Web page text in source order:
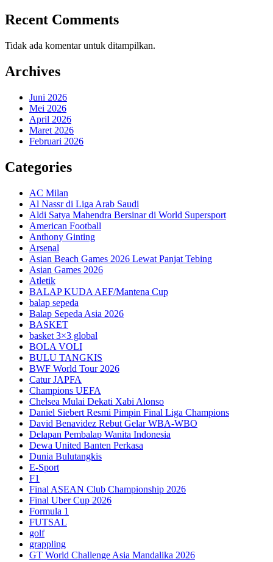
Recent Comments
Tidak ada komentar untuk ditampilkan.
Archives
Juni 2026
Mei 2026
April 2026
Maret 2026
Februari 2026
Categories
AC Milan
Al Nassr di Liga Arab Saudi
Aldi Satya Mahendra Bersinar di World Supersport
American Football
Anthony Ginting
Arsenal
Asian Beach Games 2026 Lewat Panjat Tebing
Asian Games 2026
Atletik
BALAP KUDA AEF/Mantena Cup
balap sepeda
Balap Sepeda Asia 2026
BASKET
basket 3×3 global
BOLA VOLI
BULU TANGKIS
BWF World Tour 2026
Catur JAPFA
Champions UEFA
Chelsea Mulai Dekati Xabi Alonso
Daniel Siebert Resmi Pimpin Final Liga Champions
David Benavidez Rebut Gelar WBA-WBO
Delapan Pembalap Wanita Indonesia
Dewa United Banten Perkasa
Dunia Bulutangkis
E-Sport
F1
Final ASEAN Club Championship 2026
Final Uber Cup 2026
Formula 1
FUTSAL
golf
grappling
GT World Challenge Asia Mandalika 2026